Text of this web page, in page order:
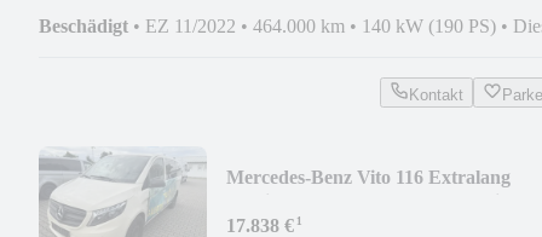
Beschädigt • EZ 11/2022 • 464.000 km • 140 kW (190 PS) •
Kontakt
Mercedes-Benz Vito 116 Extralang
17.838 €¹